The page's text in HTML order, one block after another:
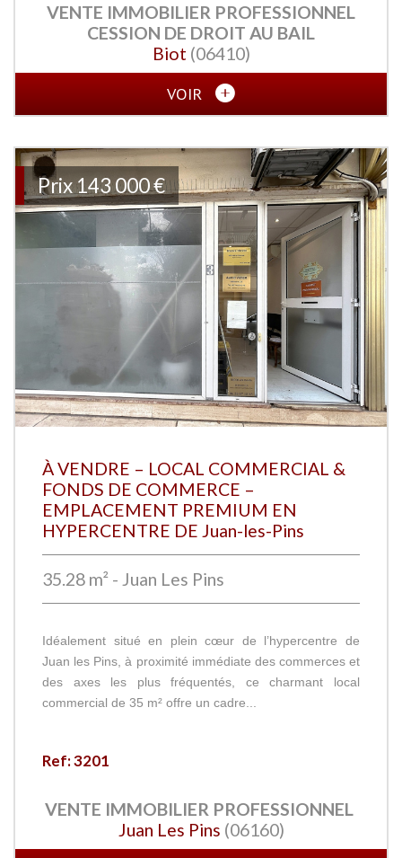
VENTE IMMOBILIER PROFESSIONNEL
CESSION DE DROIT AU BAIL
Biot (06410)
VOIR
Prix143 000 €
À VENDRE – LOCAL COMMERCIAL &
FONDS DE COMMERCE –
EMPLACEMENT PREMIUM EN
HYPERCENTRE DE Juan-les-Pins
35.28 m² - Juan Les Pins
Idéalement situé en plein cœur de l’hypercentre de
Juan les Pins, à proximité immédiate des commerces et
des axes les plus fréquentés, ce charmant local
commercial de 35 m² offre un cadre...
Ref: 3201
VENTE IMMOBILIER PROFESSIONNEL
Juan Les Pins (06160)